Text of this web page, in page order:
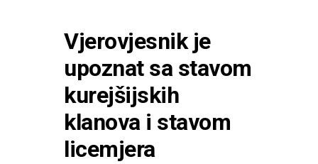
Vjerovjesnik je
upoznat sa stavom
kurejšijskih
klanova i stavom
licemjera